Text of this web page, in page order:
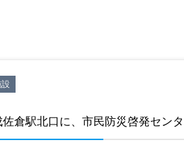
倉駅北口に、市民防災啓発セン